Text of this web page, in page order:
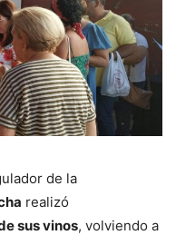
de la
realizó
sus vinos, volviendo a